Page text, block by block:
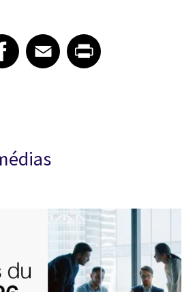
article on Facebook
Facebook
Share article on Email
EmailShare article on Print